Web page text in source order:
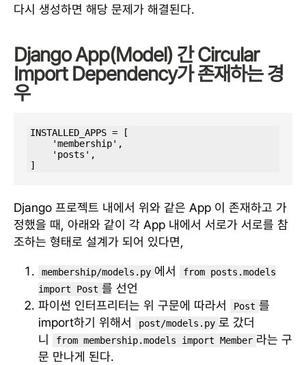
다시 생성하면 해당 문제가 해결된다.
Django App(Model) 간 Circular
Import Dependency가 존재하는 경
우
INSTALLED_APPS = [
]
Django 프로젝트 내에서 위와 같은 App 이 존재하고 가
정했을 때, 아래와 같이 각 App 내에서 서로가 서로를 참
조하는 형태로 설계가 되어 있다면,
membership/models.py 에서
from posts.models
import Post 를 선언
파이썬 인터프리터는 위 구문에 따라서
Post 를
import하기 위해서
post/models.py 로 갔더
니
from membership.models import Member 라는 구
문 만나게 된다.